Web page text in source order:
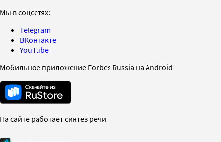
Мы в соцсетях:
Telegram
ВКонтакте
YouTube
Мобильное приложение Forbes Russia на Android
На сайте работает синтез речи